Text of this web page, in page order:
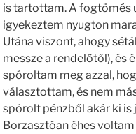
is tartottam. A fogtömés
igyekeztem nyugton
Utána viszont, ahogy
messze a rendelőtől), és
spóroltam meg azzal,
választottam, és nem
spórolt pénzből akár ki is
Borzasztóan éhes